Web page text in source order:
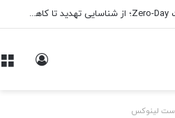
روش‌های جلوگیری از حملات Zero-Day؛ از شناسایی تهدید تا کاهش ریسک
لینوکس